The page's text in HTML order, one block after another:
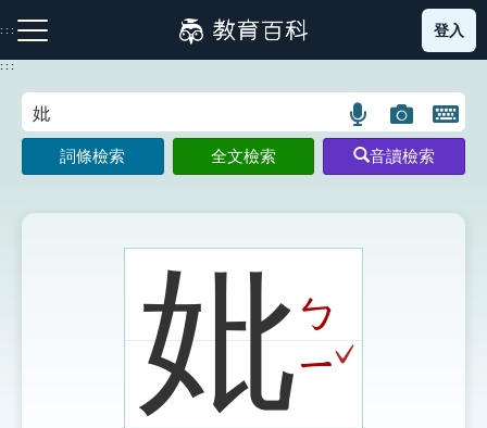
到
主
:::
注音索引圖示 筆畫索引圖示 部首索引表圖示
登入
:::
語
言
搜
示
圖
片
搜
開
鍵
圖
詞條檢索 全文檢索 音讀檢索
妣ㄅ
ㄧ ˇ